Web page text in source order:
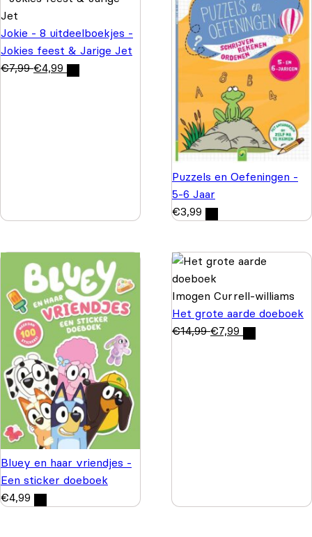
Jokie - 8 uitdeelboekjes -
Jokies feest & Jarige Jet
€7,99 €4,99
Puzzels en Oefeningen -
5-6 Jaar
€3,99
Bluey en haar vriendjes -
Een sticker doeboek
€4,99
Imogen Currell-williams
Het grote aarde doeboek
€14,99 €7,99